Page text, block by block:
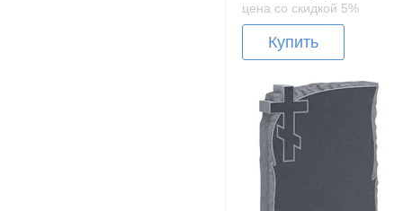
цена со скидкой 5%
Купить